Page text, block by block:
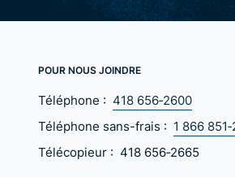
POUR NOUS JOINDRE
Téléphone : 418 656‑2600
Téléphone sans-frais : 1 866
Télécopieur : 418 656‑2665